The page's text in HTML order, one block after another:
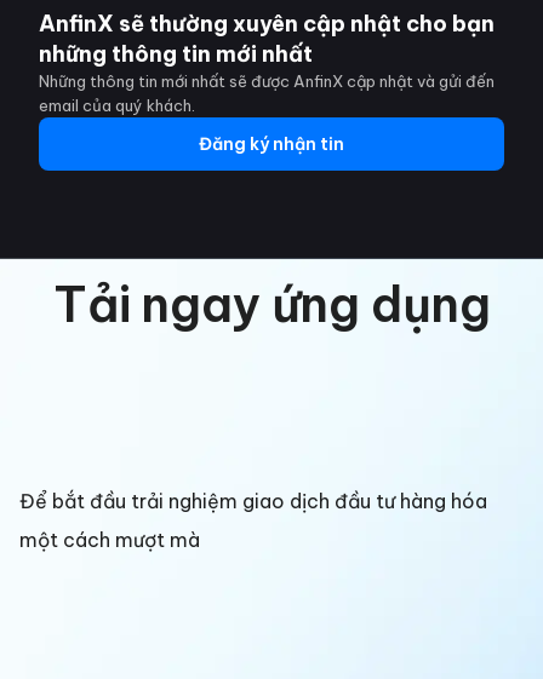
AnfinX sẽ thường xuyên cập nhật cho bạn
những thông tin mới nhất
Những thông tin mới nhất sẽ được AnfinX cập nhật và gửi đến
email của quý khách.
Đăng ký nhận tin
Tải ngay ứng dụng
Để bắt đầu trải nghiệm giao dịch đầu tư hàng hóa
một cách mượt mà